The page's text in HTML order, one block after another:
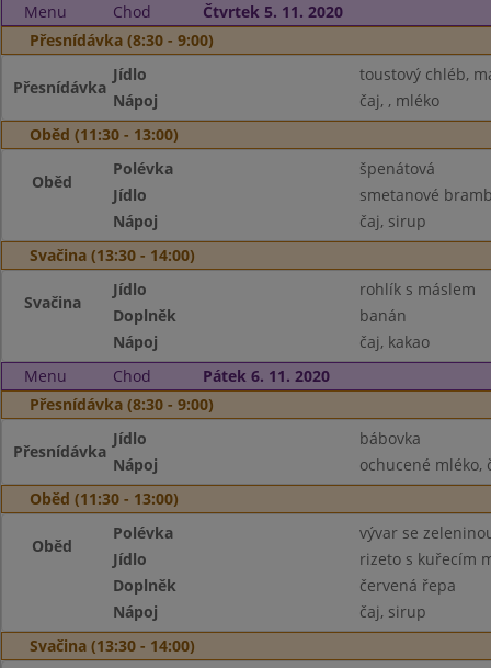
Menu
Chod
Čtvrtek 5. 11. 2020
Přesnídávka (8:30 - 9:00)
Přesnídávka
Jídlo
toustový chléb,
Nápoj
čaj, , mléko
Oběd (11:30 - 13:00)
Oběd
Polévka
špenátová
Jídlo
smetanové
Nápoj
čaj, sirup
Svačina (13:30 - 14:00)
Svačina
Jídlo
rohlík s máslem
Doplněk
banán
Nápoj
čaj, kakao
Menu
Chod
Pátek 6. 11. 2020
Přesnídávka (8:30 - 9:00)
Přesnídávka
Jídlo
bábovka
Nápoj
ochucené mléko,
Oběd (11:30 - 13:00)
Oběd
Polévka
vývar se
Jídlo
rizeto s kuřecím
Doplněk
červená řepa
Nápoj
čaj, sirup
Svačina (13:30 - 14:00)